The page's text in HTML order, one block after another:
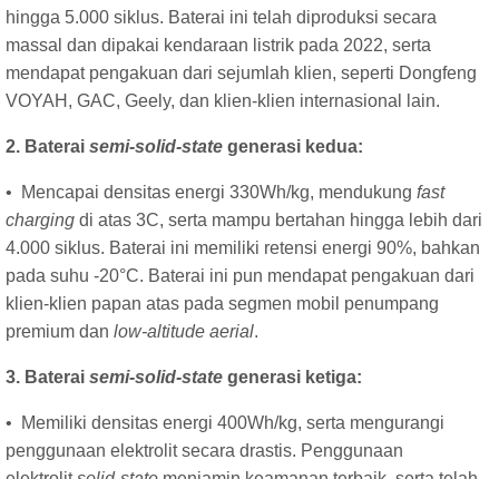
hingga 5.000 siklus. Baterai ini telah diproduksi secara
massal dan dipakai kendaraan listrik pada 2022, serta
mendapat pengakuan dari sejumlah klien, seperti Dongfeng
VOYAH, GAC, Geely, dan klien-klien internasional lain.
2. Baterai semi-solid-state generasi kedua:
• Mencapai densitas energi 330Wh/kg, mendukung fast
charging di atas 3C, serta mampu bertahan hingga lebih dari
4.000 siklus. Baterai ini memiliki retensi energi 90%, bahkan
pada suhu -20°C. Baterai ini pun mendapat pengakuan dari
klien-klien papan atas pada segmen mobil penumpang
premium dan low-altitude aerial.
3. Baterai semi-solid-state generasi ketiga:
• Memiliki densitas energi 400Wh/kg, serta mengurangi
penggunaan elektrolit secara drastis. Penggunaan